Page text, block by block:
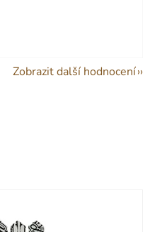
Zobrazit další hodnocení